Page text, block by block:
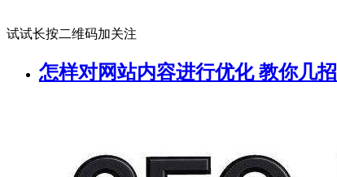
试试长按二维码加关注
怎样对网站内容进行优化 教你几招